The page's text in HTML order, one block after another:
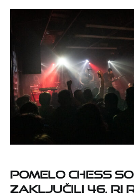
Pomelo Chess
zaključili 46. Ri